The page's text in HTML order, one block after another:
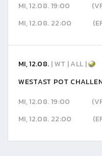
MI, 12.08. 19:00
MI, 12.08. 22:00
MI, 12.08. | WT | ALL |
WESTAST POT
MI, 12.08. 19:00
MI, 12.08. 22:00